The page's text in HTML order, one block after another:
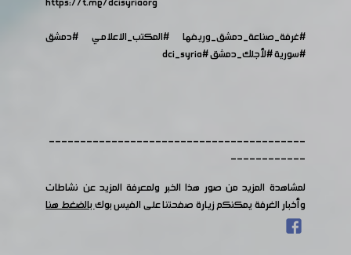
#غرفة_صناعة_دمشق_وريفها
#المكتب_الاعلامي
#دمشق
#سورية#لأجلك_دمشق#dci_syria
-----------------------------------------
------------
لمشاهدة المزيد من صور هذا الخبر ولمعرفة المزيد عن نشاطات
وأخبار الغرفة يمكنكم زيارة صفحتنا على الفيس بوكبالضغط هنا